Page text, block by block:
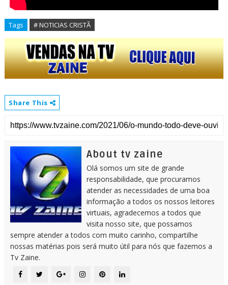
Tags # NOTICIAS CRISTÃ
Share This
About tv zaine
Olá somos um site de grande
responsabilidade, que procuramos
atender as necessidades de uma boa
informação a todos os nossos leitores
virtuais, agradecemos a todos que
visita nosso site, que possamos
sempre atender a todos com muito carinho, compartilhe
nossas matérias pois será muito útil para nós que fazemos a
Tv Zaine.